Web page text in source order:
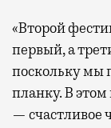
«Второй
первый, а
поскольку мы
планку. В
— счастливое